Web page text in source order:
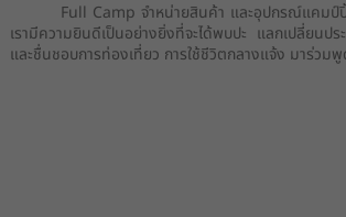
Full Camp จำหน่ายสินค้า และอุปกรณ์แคมป์ปิ้ง
เรามีความยินดีเป็นอย่างยิ่งที่จะได้พบปะ แลกเปลี่ยนป
และชื่นชอบการท่องเที่ยว การใช้ชีวิตกลางแจ้ง มาร่วม